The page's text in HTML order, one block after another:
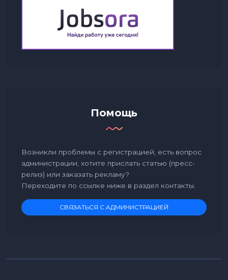
Помощь
Возникли проблемы с регистрацией, есть вопрос
администрации, хотите прислать статью (пресс-
релиз) или заказать рекламу?
Переходите по ссылке ниже в раздел контакты.
СВЯЗАТЬСЯ С АДМИНИСТРАЦИЕЙ